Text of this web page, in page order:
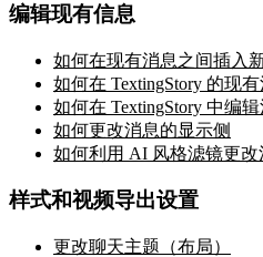
编辑现有信息
如何在现有消息之间插入
如何在 TextingStory 的现
如何在 TextingStory 中编
如何更改消息的显示侧
如何利用 AI 风格滤镜更改
样式和视频导出设置
更改聊天主题（布局）